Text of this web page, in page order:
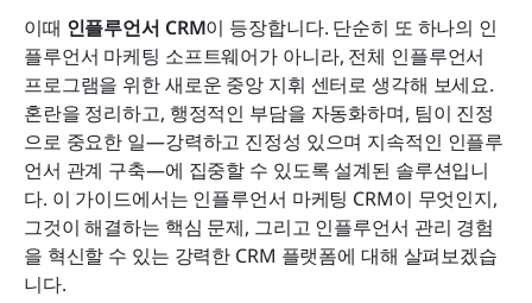
이때 인플루언서 CRM이 등장합니다. 단순히 또 하나의 인
플루언서 마케팅 소프트웨어가 아니라, 전체 인플루언서
프로그램을 위한 새로운 중앙 지휘 센터로 생각해 보세요.
혼란을 정리하고, 행정적인 부담을 자동화하며, 팀이 진정
으로 중요한 일—강력하고 진정성 있으며 지속적인 인플루
언서 관계 구축—에 집중할 수 있도록 설계된 솔루션입니
다. 이 가이드에서는 인플루언서 마케팅 CRM이 무엇인지,
그것이 해결하는 핵심 문제, 그리고 인플루언서 관리 경험
을 혁신할 수 있는 강력한 CRM 플랫폼에 대해 살펴보겠습
니다.